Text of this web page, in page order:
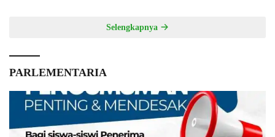
Selengkapnya
PARLEMENTARIA